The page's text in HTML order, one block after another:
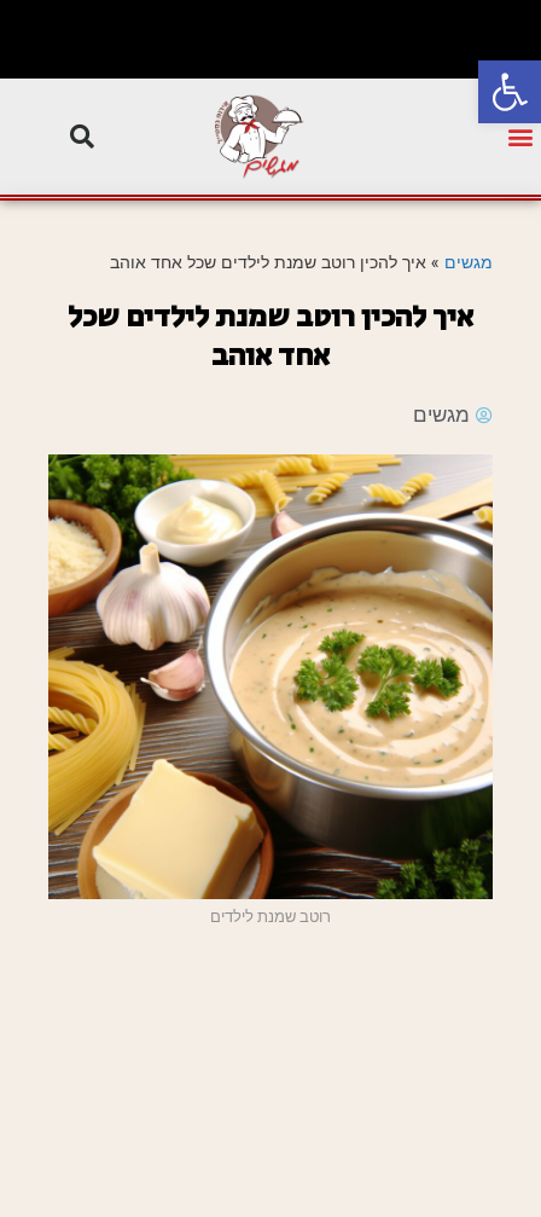
פתח סרגל נגישות
מגשים » איך להכין רוטב שמנת לילדים שכל אחד אוהב
איך להכין רוטב שמנת לילדים שכל
אחד אוהב
מגשים
רוטב שמנת לילדים